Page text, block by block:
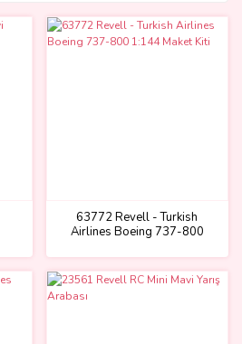
63772 Revell - Turkish
Airlines Boeing 737-800